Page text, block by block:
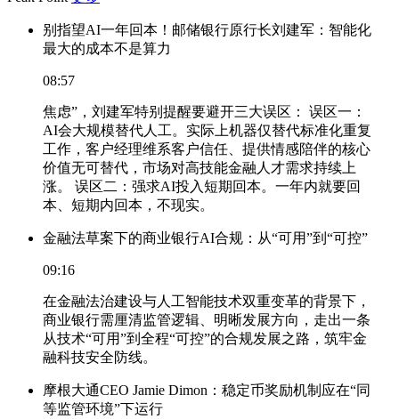
别指望AI一年回本！邮储银行原行长刘建军：智能化
最大的成本不是算力
08:57
焦虑”，刘建军特别提醒要避开三大误区： 误区一：
AI会大规模替代人工。实际上机器仅替代标准化重复
工作，客户经理维系客户信任、提供情感陪伴的核心
价值无可替代，市场对高技能金融人才需求持续上
涨。 误区二：强求AI投入短期回本。一年内就要回
本、短期内回本，不现实。
金融法草案下的商业银行AI合规：从“可用”到“可控”
09:16
在金融法治建设与人工智能技术双重变革的背景下，
商业银行需厘清监管逻辑、明晰发展方向，走出一条
从技术“可用”到全程“可控”的合规发展之路，筑牢金
融科技安全防线。
摩根大通CEO Jamie Dimon：稳定币奖励机制应在“同
等监管环境”下运行